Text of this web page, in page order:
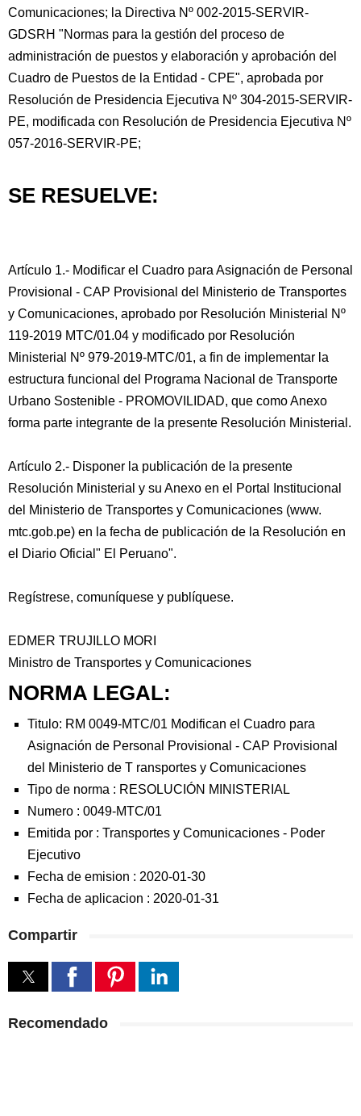
Comunicaciones; la Directiva Nº 002-2015-SERVIR-
GDSRH "Normas para la gestión del proceso de
administración de puestos y elaboración y aprobación del
Cuadro de Puestos de la Entidad - CPE", aprobada por
Resolución de Presidencia Ejecutiva Nº 304-2015-SERVIR-
PE, modificada con Resolución de Presidencia Ejecutiva Nº
057-2016-SERVIR-PE;
SE RESUELVE:
Artículo 1.- Modificar el Cuadro para Asignación de Personal
Provisional - CAP Provisional del Ministerio de Transportes
y Comunicaciones, aprobado por Resolución Ministerial Nº
119-2019 MTC/01.04 y modificado por Resolución
Ministerial Nº 979-2019-MTC/01, a fin de implementar la
estructura funcional del Programa Nacional de Transporte
Urbano Sostenible - PROMOVILIDAD, que como Anexo
forma parte integrante de la presente Resolución Ministerial.
Artículo 2.- Disponer la publicación de la presente
Resolución Ministerial y su Anexo en el Portal Institucional
del Ministerio de Transportes y Comunicaciones (www.
mtc.gob.pe) en la fecha de publicación de la Resolución en
el Diario Oficial" El Peruano".
Regístrese, comuníquese y publíquese.
EDMER TRUJILLO MORI
Ministro de Transportes y Comunicaciones
NORMA LEGAL:
Titulo: RM 0049-MTC/01 Modifican el Cuadro para
Asignación de Personal Provisional - CAP Provisional
del Ministerio de T ransportes y Comunicaciones
Tipo de norma : RESOLUCIÓN MINISTERIAL
Numero : 0049-MTC/01
Emitida por : Transportes y Comunicaciones - Poder
Ejecutivo
Fecha de emision : 2020-01-30
Fecha de aplicacion : 2020-01-31
Compartir
Recomendado